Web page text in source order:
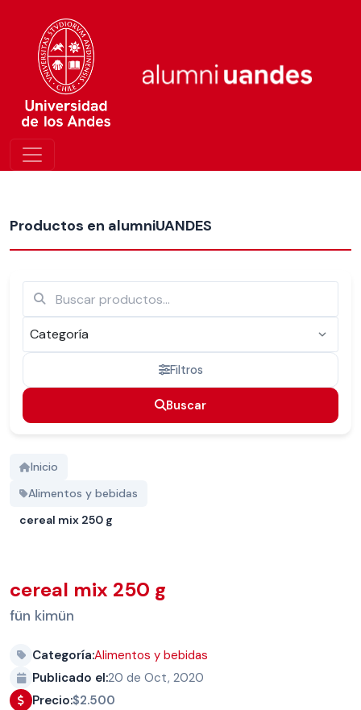
Productos en alumniUANDES
Filtros
Buscar
Inicio
Alimentos y bebidas
cereal mix 250 g
cereal mix 250 g
fün kimün
Categoría:Alimentos y bebidas
Publicado el:20 de Oct, 2020
Precio:$2.500